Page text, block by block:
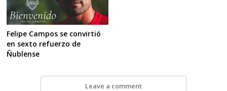
Felipe Campos se convirtió
en sexto refuerzo de
Ñublense
Leave a comment